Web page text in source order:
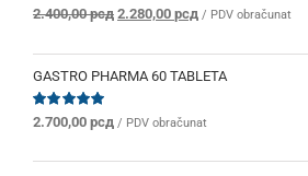
Ocenjeno
od 5
2.400,00рсд Originalna
je
bila:
2.280,00 рсдTrenutna
je:
2.280,00 рсд.
/ PDV obračunat
GASTRO PHARMA 60 TABLETA
Ocenjeno
od 5
2.700,00 рсд / PDV obračunat